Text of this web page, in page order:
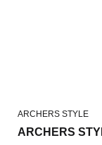
ARCHERS STYLE
ARCHERS